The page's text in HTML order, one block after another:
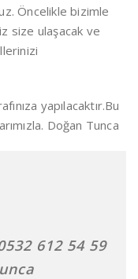
Öncelikle bizimle
size ulaşacak ve
yapılacaktır.Bu
Doğan Tunca
612 54 59